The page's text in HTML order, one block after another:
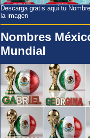
Descarga gratis aqui tu
la imagen
Nombres
Mundial